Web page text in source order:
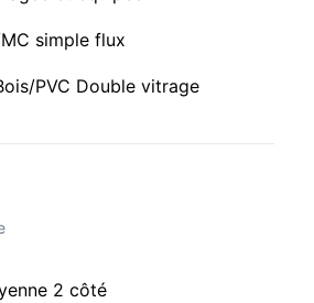
simple flux
PVC Double vitrage
2 côté